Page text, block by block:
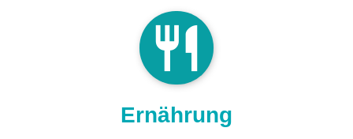
restaurant
Ernährung